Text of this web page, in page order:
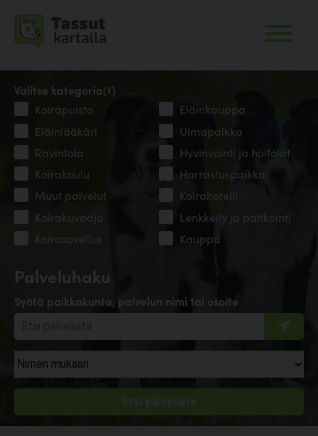
Palveluhaku
Syötä paikkakunta, palvelun nimi tai osoite
Valitse kategoria(t)
Koirapuisto
Eläinkauppa
Eläinlääkäri
Uimapaikka
Ravintola
Hyvinvointi ja hoitolat
Koirakoulu
Harrastuspaikka
Muut palvelut
Koirahotelli
Koirakuvaaja
Lenkkeily ja patikointi
Koirasovellus
Kauppa